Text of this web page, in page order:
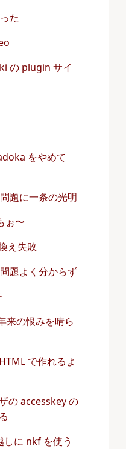
た
の plugin サイ
をやめて
題に一条の光明
ぉ〜
え失敗
題よく分からず
来の恨みを晴ら
で作れるよ
の accesskey の
しに nkf を使う